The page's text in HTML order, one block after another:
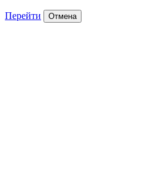
Перейти Отмена